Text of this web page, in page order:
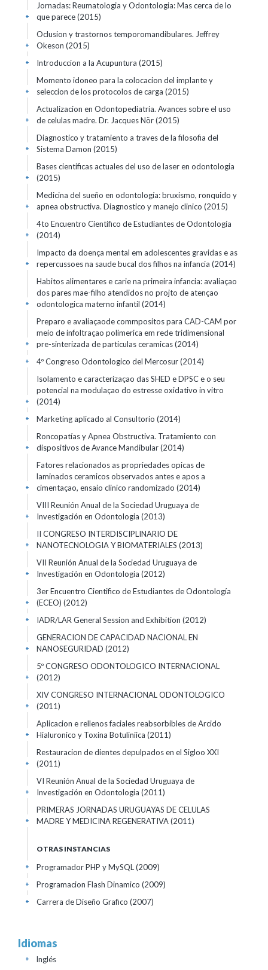
Jornadas: Reumatologia y Odontologia: Mas cerca de lo
que parece(2015)
+
Oclusion y trastornos temporomandibulares. Jeffrey
Okeson (2015)
+
Introduccion a la Acupuntura (2015)
+
Momento idoneo para la colocacion del implante y
seleccion de los protocolos de carga (2015)
+
Actualizacion en Odontopediatria. Avances sobre el uso
de celulas madre. Dr. Jacques Nör(2015)
+
Diagnostico y tratamiento a traves de la filosofia del
Sistema Damon (2015)
+
Bases cientificas actuales del uso de laser en odontologia
(2015)
+
Medicina del sueño en odontología: bruxismo, ronquido y
apnea obstructiva. Diagnostico y manejo clinico (2015)
+
4to Encuentro Cientifico de Estudiantes de Odontología
(2014)
+
Impacto da doença mental em adolescentes gravidas e as
repercussoes na saude bucal dos filhos na infancia (2014)
+
Habitos alimentares e carie na primeira infancia: avaliaçao
dos pares mae-filho atendidos no projto de atençao
odontologica materno infantil (2014)
+
Preparo e avaliaçaode commpositos para CAD-CAM por
meio de infoltraçao polimerica em rede tridimensional
pre-sinterizada de particulas ceramicas(2014)
+
4º Congreso Odontologico del Mercosur(2014)
+
Isolamento e caracterizaçao das SHED e DPSC e o seu
potencial na modulaçao do estresse oxidativo in vitro
(2014)
+
Marketing aplicado al Consultorio (2014)
+
Roncopatías y Apnea Obstructiva. Tratamiento con
dispositivos de Avance Mandibular(2014)
+
Fatores relacionados as propriedades opicas de
laminados ceramicos observados antes e apos a
cimentaçao, ensaio clinico randomizado (2014)
+
VIII Reunión Anual de la Sociedad Uruguaya de
Investigación en Odontologia (2013)
+
II CONGRESO INTERDISCIPLINARIO DE
NANOTECNOLOGIA Y BIOMATERIALES (2013)
+
VII Reunión Anual de la Sociedad Uruguaya de
Investigación en Odontologia (2012)
+
3er Encuentro Cientifico de Estudiantes de Odontología
(ECEO) (2012)
+
IADR/LAR General Session and Exhibition (2012)
+
GENERACION DE CAPACIDAD NACIONAL EN
NANOSEGURIDAD (2012)
+
5º CONGRESO ODONTOLOGICO INTERNACIONAL
(2012)
+
XIV CONGRESO INTERNACIONAL ODONTOLOGICO
(2011)
+
Aplicacion e rellenos faciales reabsorbibles de Arcido
Hialuronico y Toxina Botuliniica (2011)
+
Restauracion de dientes depulpados en el Sigloo XXI
(2011)
+
VI Reunión Anual de la Sociedad Uruguaya de
Investigación en Odontologia (2011)
+
PRIMERAS JORNADAS URUGUAYAS DE CELULAS
MADRE Y MEDICINA REGENERATIVA(2011)
+
OTRAS INSTANCIAS
Programador PHP y MySQL(2009)
+
Programacion Flash Dinamico (2009)
+
Carrera de Diseño Grafico (2007)
+
Idiomas
Inglés
+